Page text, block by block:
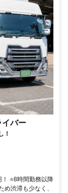
イバー
！
⭐8時間勤務以降
渋滞も少なく、